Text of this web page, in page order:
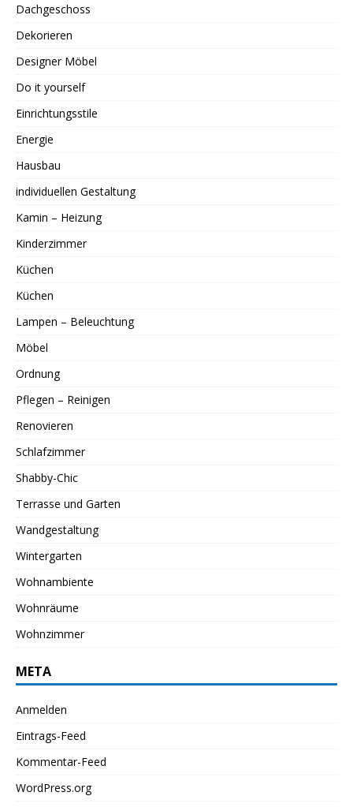
Dachgeschoss
Dekorieren
Designer Möbel
Do it yourself
Einrichtungsstile
Energie
Hausbau
individuellen Gestaltung
Kamin – Heizung
Kinderzimmer
Küchen
Küchen
Lampen – Beleuchtung
Möbel
Ordnung
Pflegen – Reinigen
Renovieren
Schlafzimmer
Shabby-Chic
Terrasse und Garten
Wandgestaltung
Wintergarten
Wohnambiente
Wohnräume
Wohnzimmer
META
Anmelden
Eintrags-Feed
Kommentar-Feed
WordPress.org